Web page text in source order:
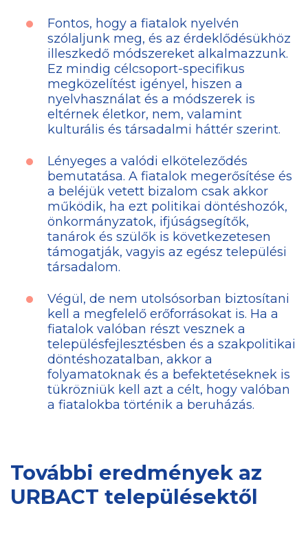
Fontos, hogy a fiatalok nyelvén
szólaljunk meg, és az érdeklődésükhöz
illeszkedő módszereket alkalmazzunk.
Ez mindig célcsoport-specifikus
megközelítést igényel, hiszen a
nyelvhasználat és a módszerek is
eltérnek életkor, nem, valamint
kulturális és társadalmi háttér szerint.
Lényeges a valódi elköteleződés
bemutatása. A fiatalok megerősítése és
a beléjük vetett bizalom csak akkor
működik, ha ezt politikai döntéshozók,
önkormányzatok, ifjúságsegítők,
tanárok és szülők is következetesen
támogatják, vagyis az egész települési
társadalom.
Végül, de nem utolsósorban biztosítani
kell a megfelelő erőforrásokat is. Ha a
fiatalok valóban részt vesznek a
településfejlesztésben és a szakpolitikai
döntéshozatalban, akkor a
folyamatoknak és a befektetéseknek is
tükrözniük kell azt a célt, hogy valóban
a fiatalokba történik a beruházás.
További eredmények az
URBACT településektől